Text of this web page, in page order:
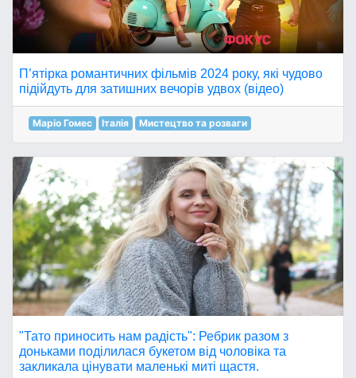
П’ятірка романтичних фільмів 2024 року, які чудово
підійдуть для затишних вечорів удвох (відео)
Маріо Гомес Італія Мистецтво та розваги
"Тато приносить нам радість": Ребрик разом з
доньками поділилася букетом від чоловіка та
закликала цінувати маленькі миті щастя.